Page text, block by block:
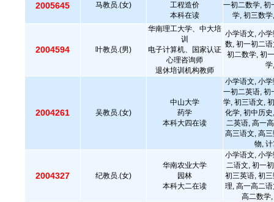
2005645 马教员.(女)
工程造价
本科在读
一初二数学, 初
学, 初三数
2004594 叶教员.(男)
华南理工大学、中大培
训
电子计算机、国家认证
心理咨询师
退休培训机构教师
小学语文, 小
数, 初一初二
初二数学, 初
2004261 吴教员.(女)
中山大学
药学
本科大四在读
小学语文, 小
一初二英语, 初
学, 初三语文,
化学, 初中历
二英语, 高一
高三语文, 高
物,
2004327 纪教员.(女)
华南农业大学
园林
本科大二在读
小学语文, 小
二语文, 初一
初三英语, 初
理, 高一高二
高二数学